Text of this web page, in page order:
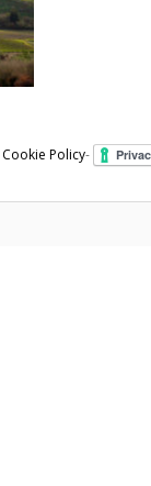
Cookie Policy-